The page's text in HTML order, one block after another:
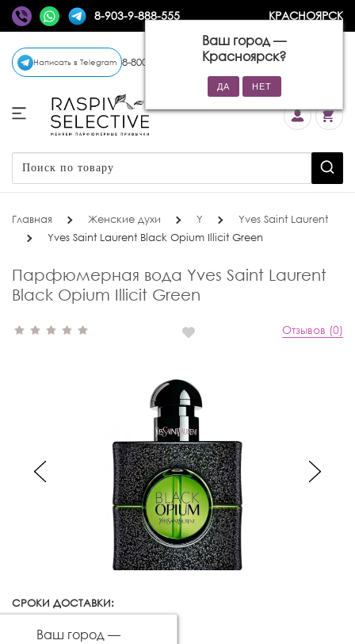
8-903-9-888-555 КРАСНОЯРСК
Ваш город —
Красноярск?
Написать в Telegram 8-800-770-72-34 (бесплатно)
Главная Женские духи Y
Yves Saint Laurent
Yves Saint Laurent Black Opium Illicit Green
Парфюмерная вода Yves Saint Laurent
Black Opium Illicit Green
Отзывов (0)
СРОКИ ДОСТАВКИ:
Ваш город —